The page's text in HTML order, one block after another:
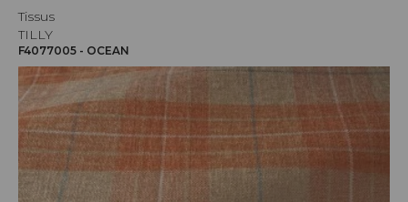
Tissus
TILLY
F4077005 - OCEAN